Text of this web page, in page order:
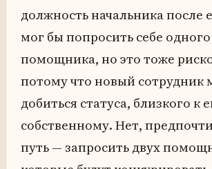
должность начальника после
мог бы попросить себе одного
помощника, но это тоже
потому что новый сотрудник
добиться статуса, близкого к
собственному. Нет,
путь — запросить двух